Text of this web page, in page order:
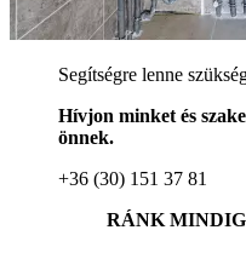
Segítségre lenne
Hívjon minket és
önnek.
+36 (30) 151 37 81
RÁNK